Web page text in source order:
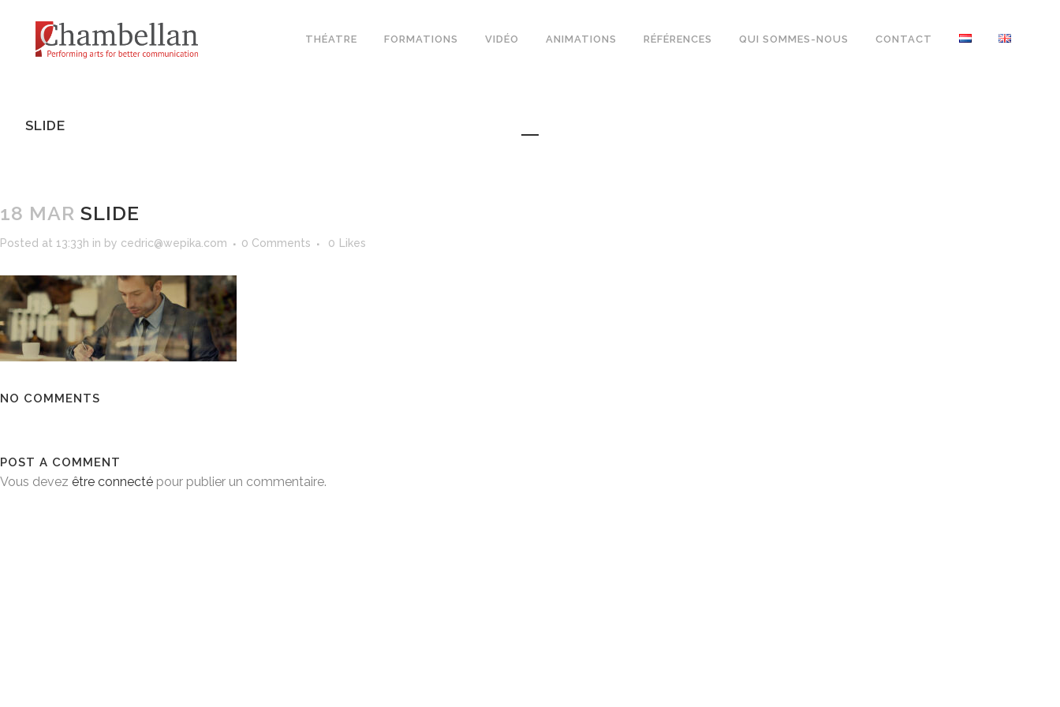
THÉATRE FORMATIONS VIDÉO ANIMATIONS RÉFÉRENCES QUI SOMMES-NOUS CONTACT
SLIDE
18 MAR SLIDE
Posted at 13:33h in by cedric@wepika.com 0 Comments 0 Likes
NO COMMENTS
POST A COMMENT
Vous devez être connecté pour publier un commentaire.